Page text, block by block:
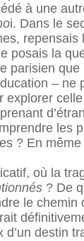
à une
i. Dans le
posais la
parisien
–
? En
où la
? De
le
destin